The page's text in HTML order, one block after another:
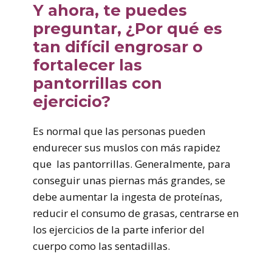
Y ahora, te puedes
preguntar, ¿Por qué es
tan difícil engrosar o
fortalecer las
pantorrillas con
ejercicio?
Es normal que las personas pueden
endurecer sus muslos con más rapidez
que las pantorrillas. Generalmente, para
conseguir unas piernas más grandes, se
debe aumentar la ingesta de proteínas,
reducir el consumo de grasas, centrarse en
los ejercicios de la parte inferior del
cuerpo como las sentadillas.